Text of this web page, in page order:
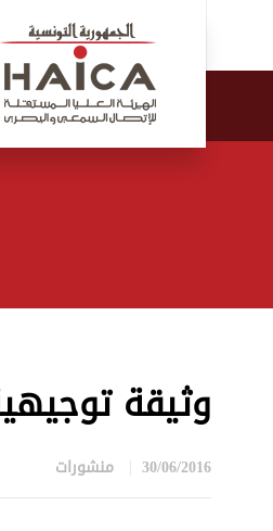
وثيقة
30/06/2016 منشورات